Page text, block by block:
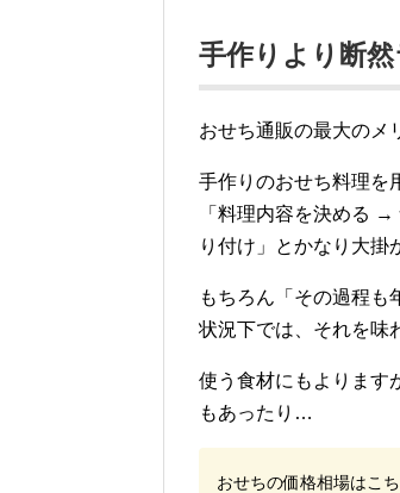
手作りより断然
おせち通販の最大のメ
手作りのおせち料理を
「料理内容を決める
り付け」とかなり大掛
もちろん「その過程も
状況下では、それを味
使う食材にもよります
もあったり…
おせちの価格相場はこ